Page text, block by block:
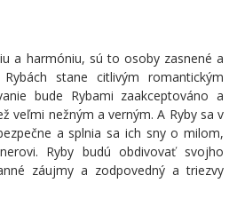
a harmóniu, sú to osoby zasnené a
stane citlivým romantickým
bude Rybami zaakceptováno a
veľmi nežným a verným. A Ryby sa v
a splnia sa ich sny o milom,
Ryby budú obdivovať svojho
záujmy a zodpovedný a triezvy